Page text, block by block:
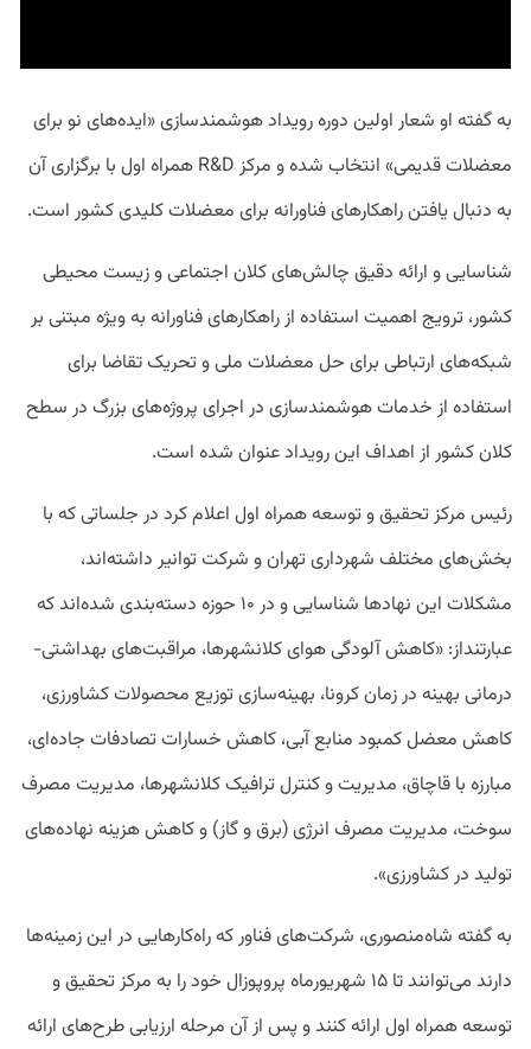
به گفته او شعار اولین دوره رویداد هوشمندسازی «ایده‌‌های نو برای
معضلات قدیمی» انتخاب شده و مرکز R&D همراه اول با برگزاری آن
به دنبال یافتن راهکارهای فناورانه برای معضلات کلیدی کشور است.
شناسایی و ارائه دقیق چالش‌های کلان اجتماعی و زیست محیطی
کشور، ترویج اهمیت استفاده از راهکار‌های فناورانه به ویژه مبتنی بر
شبکه‌های ارتباطی برای حل معضلات ملی و تحریک تقاضا برای
استفاده از خدمات هوشمندسازی در اجرای پروژه‌های بزرگ در سطح
کلان کشور از اهداف این رویداد عنوان شده است.
رئیس مرکز تحقیق و توسعه همراه اول اعلام کرد در جلساتی که با
بخش‌های مختلف شهرداری تهران و شرکت توانیر داشته‌اند،
مشکلات این نهادها شناسایی و در ۱۰ حوزه دسته‌بندی شده‌اند که
عبارتنداز: «کاهش آلودگی هوای کلانشهرها، مراقبت‌های بهداشتی-
درمانی بهینه در زمان کرونا، بهینه‌سازی توزیع محصولات کشاورزی،
کاهش معضل کمبود منابع آبی، کاهش خسارات تصادفات جاده‌ای،
مبارزه با قاچاق، مدیریت و کنترل ترافیک کلانشهرها، مدیریت مصرف
سوخت، مدیریت مصرف انرژی (برق و گاز) و کاهش هزینه نهاده‌های
تولید در کشاورزی».
به گفته شاه‌منصوری، شرکت‌های فناور که راه‌کارهایی در این زمینه‌ها
دارند می‌توانند تا ۱۵ شهریورماه پروپوزال خود را به مرکز تحقیق و
توسعه همراه اول ارائه کنند و پس از آن مرحله ارزیابی طرح‌های ارائه